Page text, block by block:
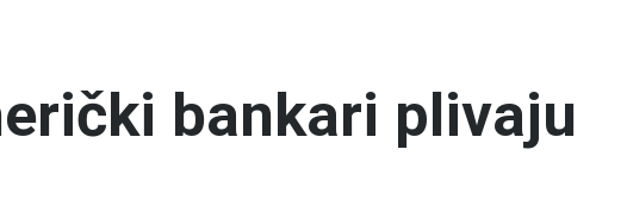
bankari plivaju